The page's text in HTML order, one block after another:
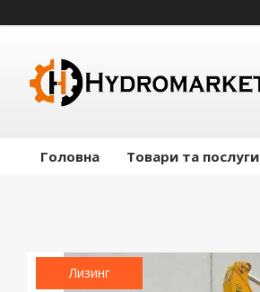
Головна Товари та послуги
Лизинг